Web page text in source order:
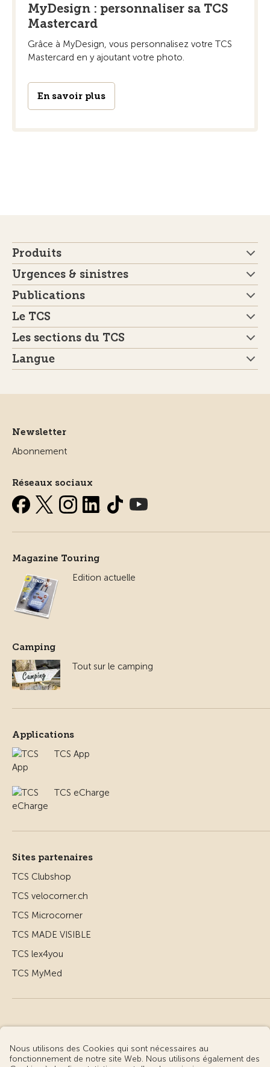
MyDesign : personnaliser sa TCS
Mastercard
Grâce à MyDesign, vous personnalisez votre TCS
Mastercard en y ajoutant votre photo.
En savoir plus
Produits
Urgences & sinistres
Publications
Le TCS
Les sections du TCS
Langue
Newsletter
Abonnement
Réseaux sociaux
Magazine Touring
Edition actuelle
Camping
Tout sur le camping
Applications
TCS App
TCS eCharge
Sites partenaires
TCS Clubshop
TCS velocorner.ch
TCS Microcorner
TCS MADE VISIBLE
TCS lex4you
TCS MyMed